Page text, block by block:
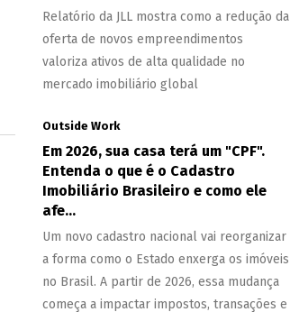
Relatório da JLL mostra como a redução da
oferta de novos empreendimentos
valoriza ativos de alta qualidade no
mercado imobiliário global
Outside Work
Em 2026, sua casa terá um "CPF".
Entenda o que é o Cadastro
Imobiliário Brasileiro e como ele
afe...
Um novo cadastro nacional vai reorganizar
a forma como o Estado enxerga os imóveis
no Brasil. A partir de 2026, essa mudança
começa a impactar impostos, transações e